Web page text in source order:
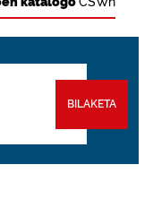
BILAKETA